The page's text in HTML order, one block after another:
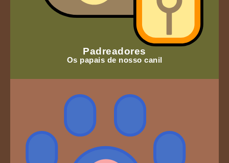
Padreadores
Os papais de nosso canil